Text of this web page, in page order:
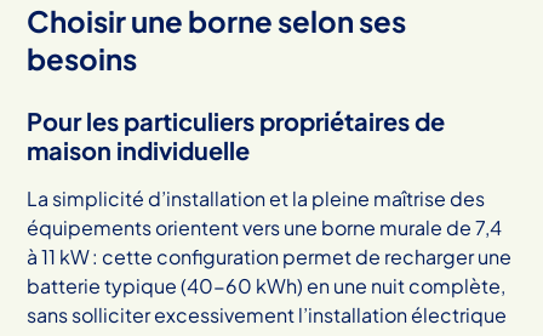
Choisir une borne selon ses
besoins
Pour les particuliers propriétaires de
maison individuelle
La simplicité d’installation et la pleine maîtrise des
équipements orientent vers une borne murale de 7,4
à 11 kW : cette configuration permet de recharger une
batterie typique (40-60 kWh) en une nuit complète,
sans solliciter excessivement l’installation électrique